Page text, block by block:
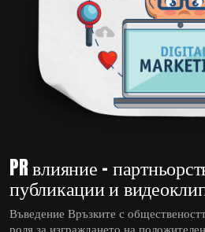
PR влияние –
публикации и
Въведение Връзките с